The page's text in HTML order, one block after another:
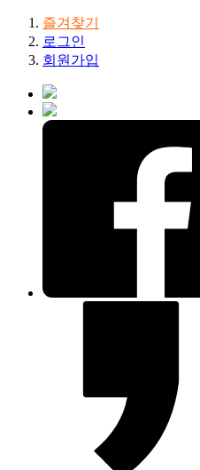
즐겨찾기
로그인
회원가입